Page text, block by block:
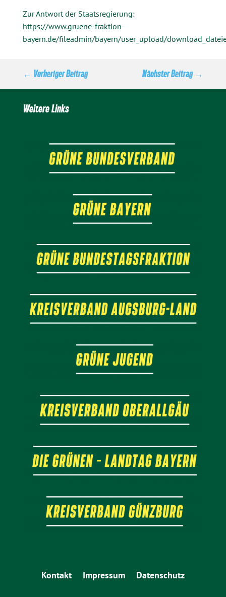
Zur Antwort der Staatsregierung:
https://www.gruene-fraktion-
bayern.de/fileadmin/bayern/user_upload/
← Vorheriger Beitrag Nächster Beitrag→
Weitere Links
Kontakt Impressum Datenschutz